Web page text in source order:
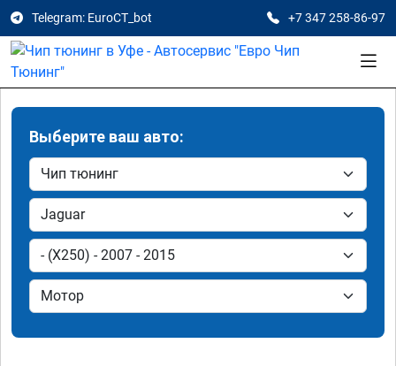
Telegram: EuroCT_bot +7 347 258-86-97
Выберите ваш авто: